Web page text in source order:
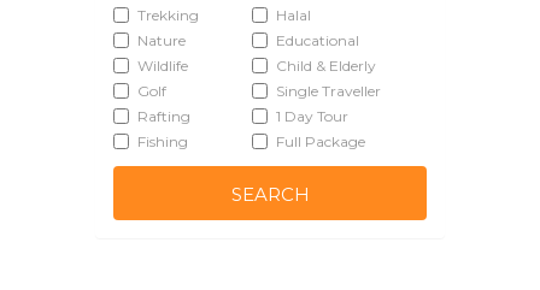
Trekking
Nature
Wildlife
Golf
Rafting
Fishing
Halal
Educational
Child & Elderly
Single Traveller
1 Day Tour
Full Package
SEARCH